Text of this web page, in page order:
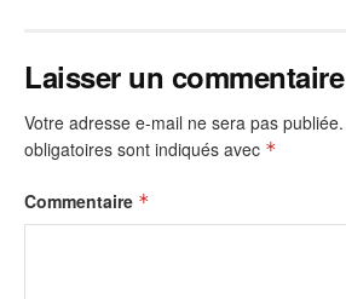
Laisser un commentaire
Votre adresse e-mail ne sera pas publiée.
obligatoires sont indiqués avec *
Commentaire *